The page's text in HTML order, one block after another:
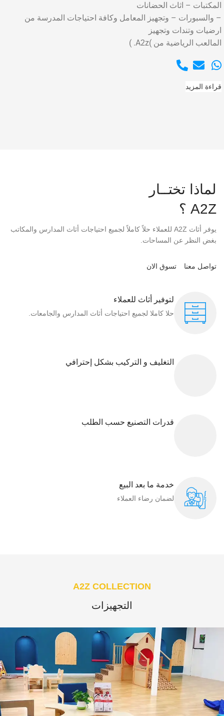
المكتبات – اثاث الحضانات
– والسبورات – وتجهيز المعامل وكافة احتياجات المدرسة من
ارضيات وتندات وتجهيز
المالعب الرياضية من )A2z. )
قراءة المزيد
لماذا تختــار
A2Z ؟
يوفر أثاث A2Z للعملاء حلاً كاملاً لجميع احتياجات أثاث المدارس والمكاتب
بغض النظر عن المساحات.
تواصل معنا تسوق الان
لتوفير أثاث للعملاء
حلا كاملا لجميع احتياجات أثاث المدارس والجامعات.
التغليف و التركيب بشكل إحترافي
قدرات التصنيع حسب الطلب
خدمة ما بعد البيع
لضمان رضاء العملاء​
A2Z COLLECTION
التجهيزات